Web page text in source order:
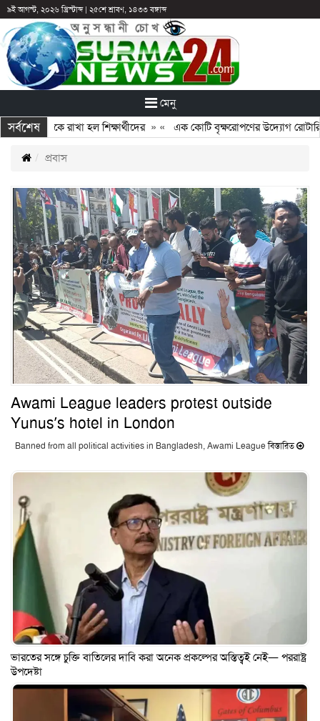
৯ই আগস্ট, ২০২৬ খ্রিস্টাব্দ| ২৫শে শ্রাবণ, ১৪৩৩ বঙ্গাব্দ
মেনু
সর্বশেষরাখা হল শিক্ষার্থীদের» «এক কোটি বৃক্ষরোপণের উদ্যোগ রোটারি
প্রবাস
Awami League leaders protest outside
Yunus’s hotel in London
Banned from all political activities in Bangladesh, Awami Leagueবিস্তারিত
ভারতের সঙ্গে চুক্তি বাতিলের দাবি করা অনেক প্রকল্পের অস্তিত্বই নেই— পররাষ্ট্র
উপদেষ্টা